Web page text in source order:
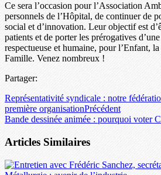
Ce sera l’occasion pour l’Association
personnels de l’Hôpital, de continuer de
social et d’innovation. Leur objectif est
patients et de porter les prérogatives
respectueuse et humaine, pour l’Enfant,
Famille. Venez nombreux !
Partager:
Représentativité syndicale : notre
première organisationPrécédent
Bande dessinée animée : pourquoi voter
Articles Similaires